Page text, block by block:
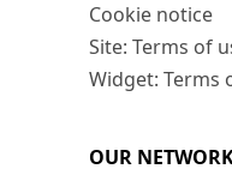
Cookie notice
Site: Terms of
Widget: Terms
OUR